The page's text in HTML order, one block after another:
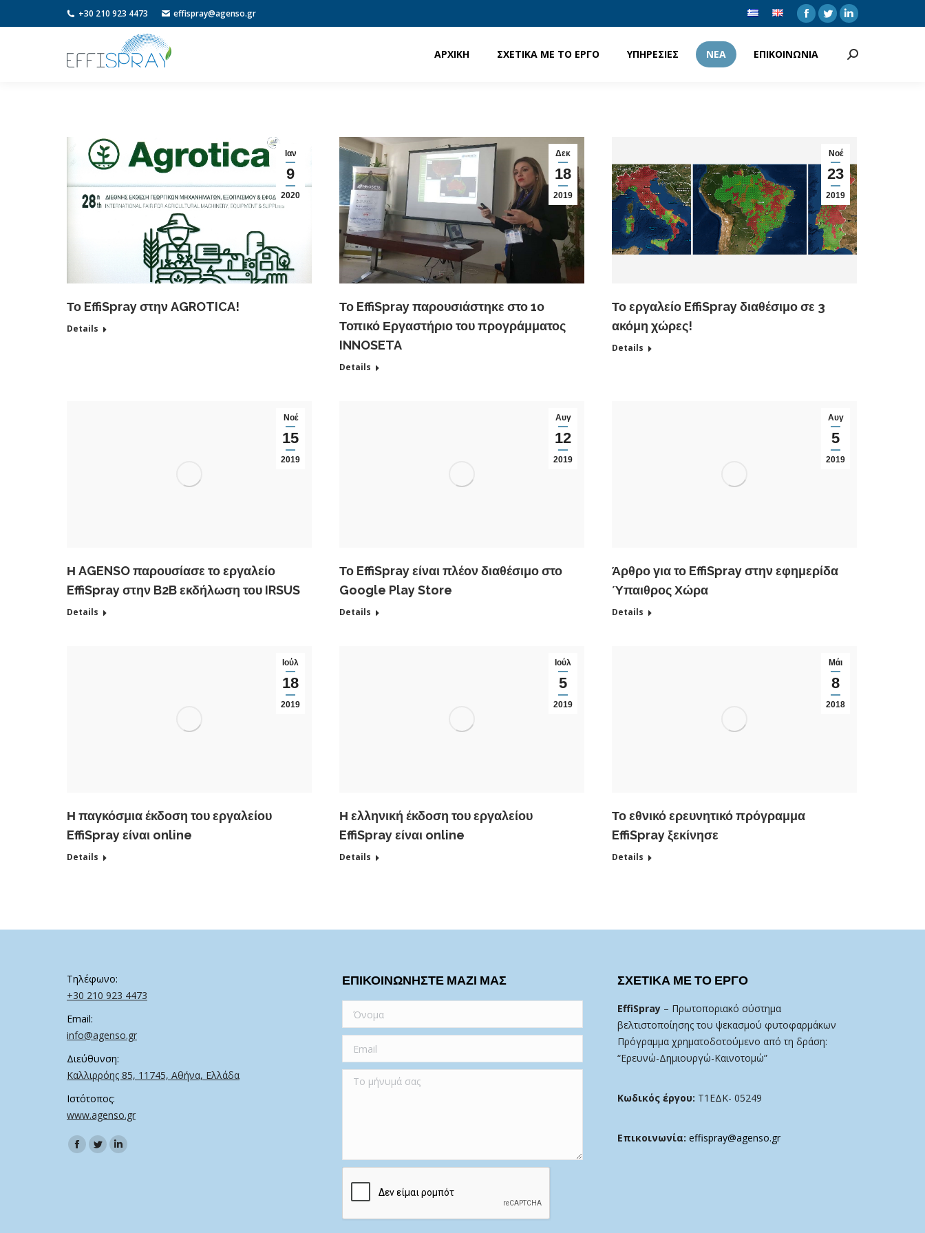
+30 210 923 4473 effispray@agenso.gr
Facebook
TwitterLinkedin
ΑΡΧΙΚΗ ΣΧΕΤΙΚΑ ΜΕ ΤΟ ΕΡΓΟ ΥΠΗΡΕΣΙΕΣ ΝΕΑ ΕΠΙΚΟΙΝΩΝΙΑ Search:
Ιαν
9
2020
Το EffiSpray στην AGROTICA!
Details
Δεκ
18
2019
Το EffiSpray παρουσιάστηκε στο 1ο
Τοπικό Εργαστήριο του προγράμματος
INNOSETA
Details
Νοέ
23
2019
Το εργαλείο EffiSpray διαθέσιμο σε 3
ακόμη χώρες!
Details
Νοέ
15
2019
Η AGENSO παρουσίασε το εργαλείο
EffiSpray στην B2B εκδήλωση του IRSUS
Details
Αυγ
12
2019
Το EffiSpray είναι πλέον διαθέσιμο στο
Google Play Store
Details
Αυγ
5
2019
Άρθρο για το EffiSpray στην εφημερίδα
Ύπαιθρος Χώρα
Details
Ιούλ
18
2019
Η παγκόσμια έκδοση του εργαλείου
EffiSpray είναι online
Details
Ιούλ
5
2019
Η ελληνική έκδοση του εργαλείου
EffiSpray είναι online
Details
Μάι
8
2018
Το εθνικό ερευνητικό πρόγραμμα
EffiSpray ξεκίνησε
Details
Τηλέφωνο:
+30 210 923 4473
Email:
info@agenso.gr
Διεύθυνση:
Καλλιρρόης 85, 11745, Αθήνα, Ελλάδα
Ιστότοπος:
www.agenso.gr
Find us on:
Facebook
TwitterLinkedin
ΕΠΙΚΟΙΝΩΝΗΣΤΕ ΜΑΖΙ ΜΑΣ ΣΧΕΤΙΚΑ ΜΕ ΤΟ ΕΡΓΟ
EffiSpray – Πρωτοποριακό σύστημα
βελτιστοποίησης του ψεκασμού φυτοφαρμάκων
Πρόγραμμα χρηματοδοτούμενο από τη δράση:
“Ερευνώ-Δημιουργώ-Καινοτομώ”
Κωδικός έργου: Τ1ΕΔΚ- 05249
Επικοινωνία: effispray@agenso.gr
ΑΡΧΙΚΗ ΣΧΕΤΙΚΑ ΜΕ ΤΟ ΕΡΓΟ ΥΠΗΡΕΣΙΕΣ ΝΕΑ ΕΠΙΚΟΙΝΩΝΙΑ Search: